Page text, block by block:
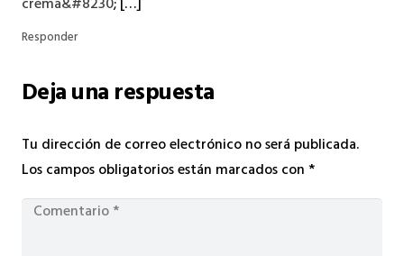
Responder
Deja una respuesta
Tu dirección de correo electrónico no será publicada.
Los campos obligatorios están marcados con*